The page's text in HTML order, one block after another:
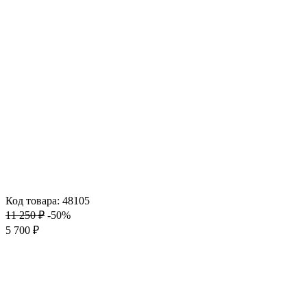
Код товара: 48105
11 250 ₽ -50%
5 700 ₽